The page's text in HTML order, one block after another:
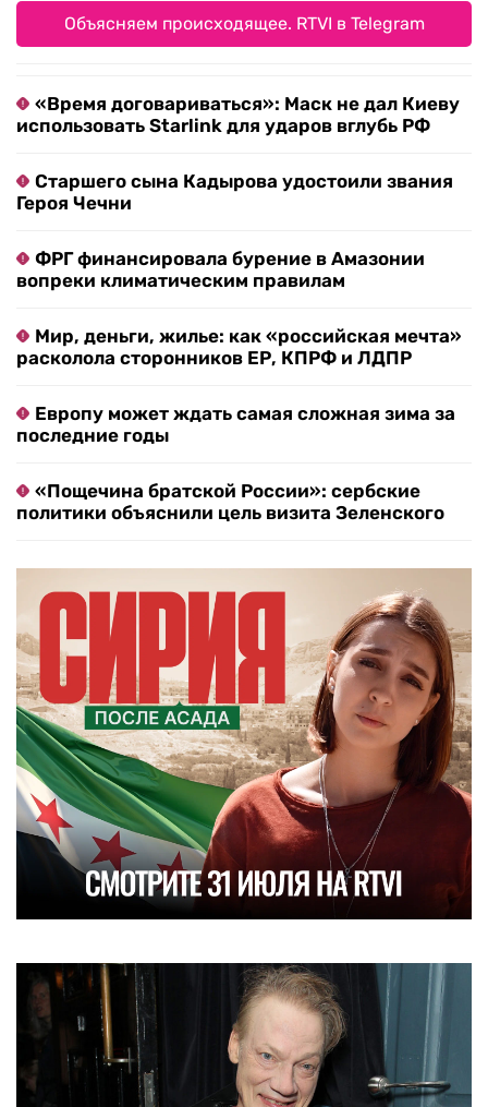
Объясняем происходящее. RTVI в Telegram
«Время договариваться»: Маск не дал Киеву
использовать Starlink для ударов вглубь РФ
Старшего сына Кадырова удостоили звания
Героя Чечни
ФРГ финансировала бурение в Амазонии
вопреки климатическим правилам
Мир, деньги, жилье: как «российская мечта»
расколола сторонников ЕР, КПРФ и ЛДПР
Европу может ждать самая сложная зима за
последние годы
«Пощечина братской России»: сербские
политики объяснили цель визита Зеленского